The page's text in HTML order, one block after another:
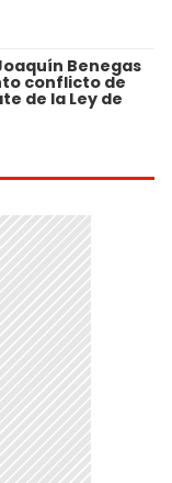
Benegas
conflicto de
de la Ley de